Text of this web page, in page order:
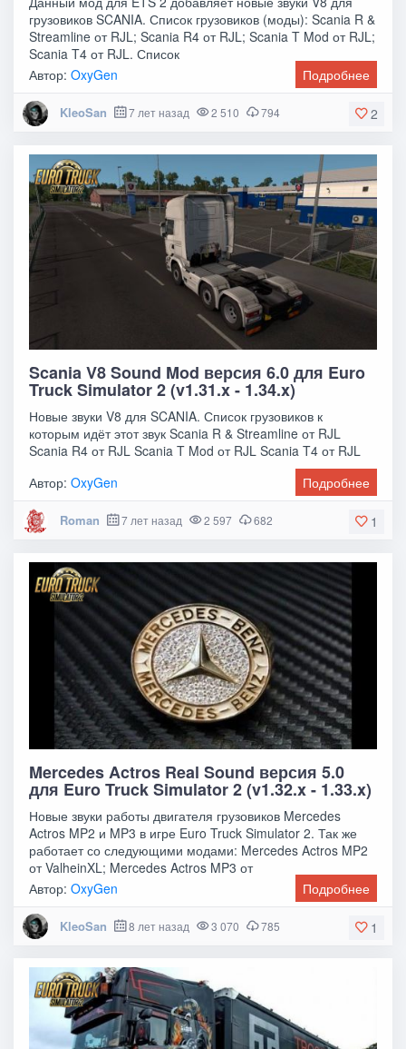
грузовиков SCANIA. Список грузовиков (моды): Scania R &
Streamline от RJL; Scania R4 от RJL; Scania T Mod от RJL;
Scania T4 от RJL. Список
Автор:OxyGen Подробнее
2
KleoSan 7 лет назад 2 510 794
Scania V8 Sound Mod версия 6.0 для Euro
Truck Simulator 2 (v1.31.x - 1.34.x)
Новые звуки V8 для SCANIA. Список грузовиков к
которым идёт этот звук Scania R & Streamline от RJL
Scania R4 от RJL Scania T Mod от RJL Scania T4 от RJL
Автор:OxyGen Подробнее
1
Roman 7 лет назад 2 597 682
Mercedes Actros Real Sound версия 5.0
для Euro Truck Simulator 2 (v1.32.x - 1.33.x)
Новые звуки работы двигателя грузовиков Mercedes
Actros MP2 и MP3 в игре Euro Truck Simulator 2. Так же
работает со следующими модами: Mercedes Actros MP2
от ValheinXL; Mercedes Actros MP3 от
Автор:OxyGen Подробнее
1
KleoSan 8 лет назад 3 070 785